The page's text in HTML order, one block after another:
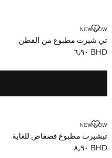
NEW NOW
تي شيرت مطبوع من القطن
تي شيرت مطبوع من القطن
السعر الحالي [BHD ٦٫٩٠ ]
BHD ٦٫٩٠
NEW NOW
تيشيرت مطبوع فضفاض للغاية
تيشيرت مطبوع فضفاض للغاية
السعر الحالي [BHD ٨٫٩٠ ]
BHD ٨٫٩٠